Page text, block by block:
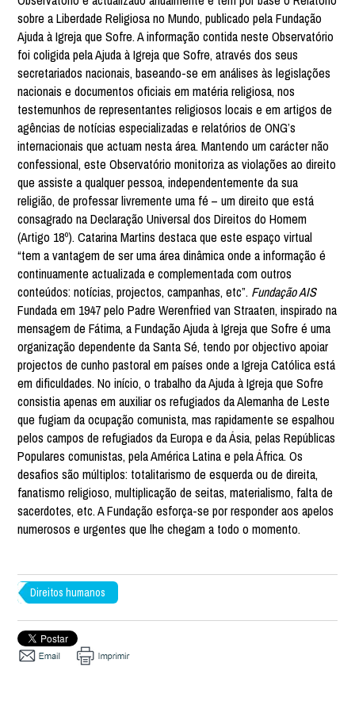
sobre a Liberdade Religiosa no Mundo, publicado pela Fundação
Ajuda à Igreja que Sofre. A informação contida neste Observatório
foi coligida pela Ajuda à Igreja que Sofre, através dos seus
secretariados nacionais, baseando-se em análises às legislações
nacionais e documentos oficiais em matéria religiosa, nos
testemunhos de representantes religiosos locais e em artigos de
agências de notícias especializadas e relatórios de ONG’s
internacionais que actuam nesta área. Mantendo um carácter não
confessional, este Observatório monitoriza as violações ao direito
que assiste a qualquer pessoa, independentemente da sua
religião, de professar livremente uma fé – um direito que está
consagrado na Declaração Universal dos Direitos do Homem
(Artigo 18º). Catarina Martins destaca que este espaço virtual
“tem a vantagem de ser uma área dinâmica onde a informação é
continuamente actualizada e complementada com outros
conteúdos: notícias, projectos, campanhas, etc”. Fundação AIS
Fundada em 1947 pelo Padre Werenfried van Straaten, inspirado na
mensagem de Fátima, a Fundação Ajuda à Igreja que Sofre é uma
organização dependente da Santa Sé, tendo por objectivo apoiar
projectos de cunho pastoral em países onde a Igreja Católica está
em dificuldades. No início, o trabalho da Ajuda à Igreja que Sofre
consistia apenas em auxiliar os refugiados da Alemanha de Leste
que fugiam da ocupação comunista, mas rapidamente se espalhou
pelos campos de refugiados da Europa e da Ásia, pelas Repúblicas
Populares comunistas, pela América Latina e pela África. Os
desafios são múltiplos: totalitarismo de esquerda ou de direita,
fanatismo religioso, multiplicação de seitas, materialismo, falta de
sacerdotes, etc. A Fundação esforça-se por responder aos apelos
numerosos e urgentes que lhe chegam a todo o momento.
Direitos humanos